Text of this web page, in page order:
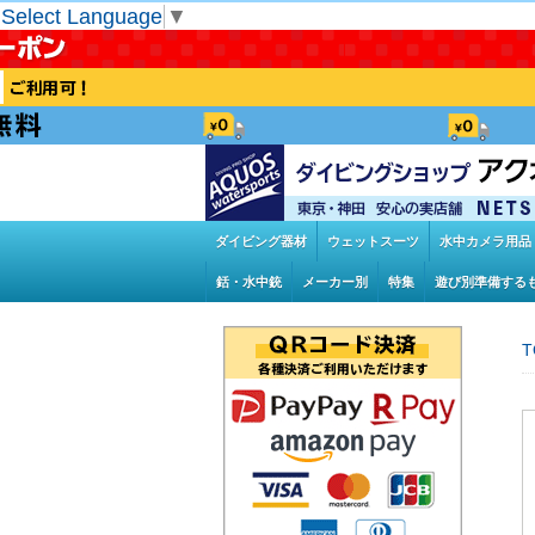
Select Language ▼
ダイビング器材 ウェットスーツ 水中カメラ用品
銛・水中銃 メーカー別 特集 遊び別準備する